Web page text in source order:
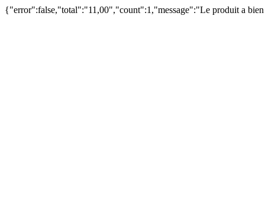
{"error":false,"total":"11,00","count":1,"message":"Le produit a